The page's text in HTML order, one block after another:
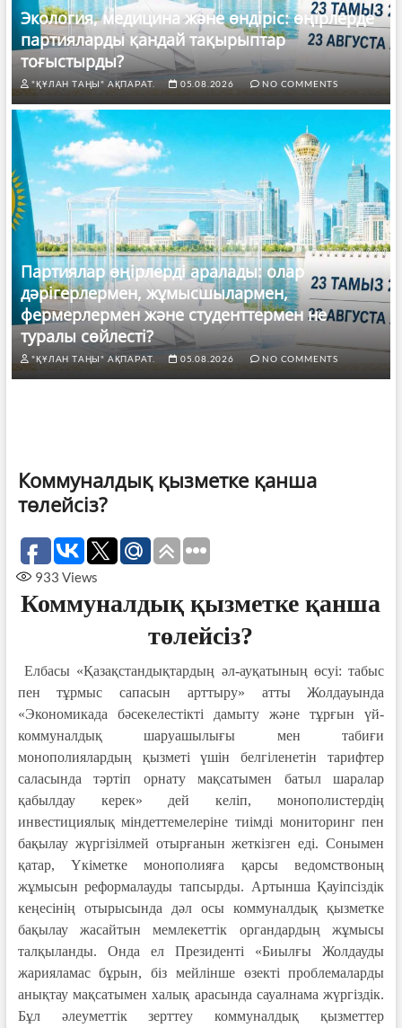
Экология, медицина және өндіріс: өңірлерде
партияларды қандай тақырыптар
тоғыстырды?
"ҚҰЛАН ТАҢЫ" АҚПАРАТ. 05.08.2026 NO COMMENTS
Партиялар өңірлерді аралады: олар
дәрігерлермен, жұмысшылармен,
фермерлермен және студенттермен не
туралы сөйлесті?
"ҚҰЛАН ТАҢЫ" АҚПАРАТ. 05.08.2026 NO COMMENTS
Коммуналдық қызметке қанша
төлейсіз?
933 Views
Коммуналдық қызметкеқанша
төлейсіз?
Елбасы «Қазақстандықтардың әл-ауқатының өсуі: табыс
пен тұрмыс сапасын арттыру» атты Жолдауында
«Экономикада бәсекелестікті дамыту және тұрғын үй-
коммуналдық шаруашылығы мен табиғи
монополиялардың қызметі үшін белгіленетін тарифтер
саласында тәртіп орнату мақсатымен батыл шаралар
қабылдау керек» дей келіп, монополистердің
инвестициялық міндеттемелеріне тиімді мониторинг пен
бақылау жүргізілмей отырғанын жеткізген еді. Сонымен
қатар, Үкіметке монополияға қарсы ведомствоның
жұмысын реформалауды тапсырды. Артынша Қауіпсіздік
кеңесінің отырысында дәл осы коммуналдық қызметке
бақылау жасайтын мемлекеттік органдардың жұмысы
талқыланды. Онда ел Президенті «Биылғы Жолдауды
жарияламас бұрын, біз мейлінше өзекті проблемаларды
анықтау мақсатымен халық арасында сауалнама жүргіздік.
Бұл әлеуметтік зерттеу коммуналдық қызметтер